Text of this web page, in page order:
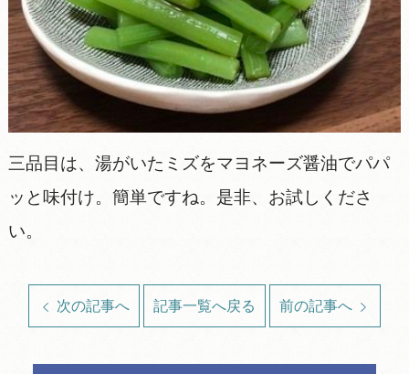
三品目は、湯がいたミズをマヨネーズ醤油でパパ
ッと味付け。簡単ですね。是非、お試しくださ
い。
次の記事へ 記事一覧へ戻る 前の記事へ